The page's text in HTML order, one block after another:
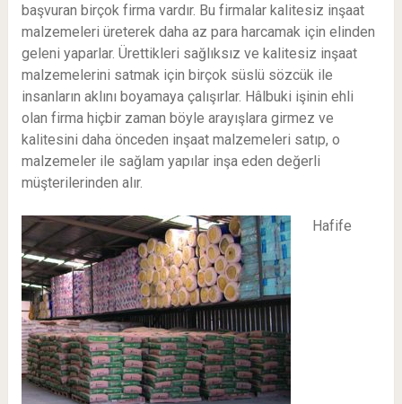
başvuran birçok firma vardır. Bu firmalar kalitesiz inşaat
malzemeleri üreterek daha az para harcamak için elinden
geleni yaparlar. Ürettikleri sağlıksız ve kalitesiz inşaat
malzemelerini satmak için birçok süslü sözcük ile
insanların aklını boyamaya çalışırlar. Hâlbuki işinin ehli
olan firma hiçbir zaman böyle arayışlara girmez ve
kalitesini daha önceden inşaat malzemeleri satıp, o
malzemeler ile sağlam yapılar inşa eden değerli
müşterilerinden alır.
Hafife